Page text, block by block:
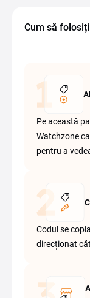
Cum să
Pe această
Watchzone
pentru a
Codul se
direcționat